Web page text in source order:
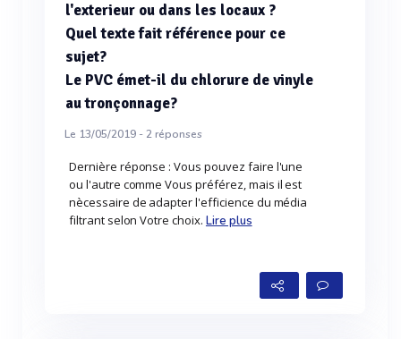
l'exterieur ou dans les locaux ?
Quel texte fait référence pour ce
sujet?
Le PVC émet-il du chlorure de vinyle
au tronçonnage?
Le 13/05/2019 -2réponses
Dernière réponse : Vous pouvez faire l'une
ou l'autre comme Vous préférez, mais il est
nècessaire de adapter l'efficience du média
filtrant selon Votre choix. Lire plus